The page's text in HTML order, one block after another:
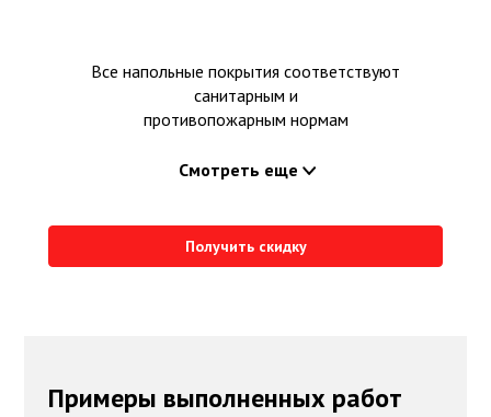
Все напольные покрытия соответствуют
санитарным и
противопожарным нормам
Смотреть еще
Получить скидку
Примеры выполненных работ